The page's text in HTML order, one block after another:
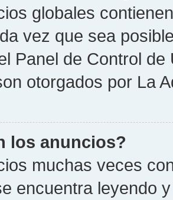
globales
vez que sea
Panel de Control
otorgados por La
los anuncios?
muchas veces
encuentra leyendo